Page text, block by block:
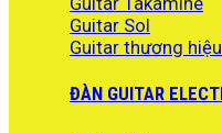
Guitar Sol
Guitar thương
ĐÀN GUITAR